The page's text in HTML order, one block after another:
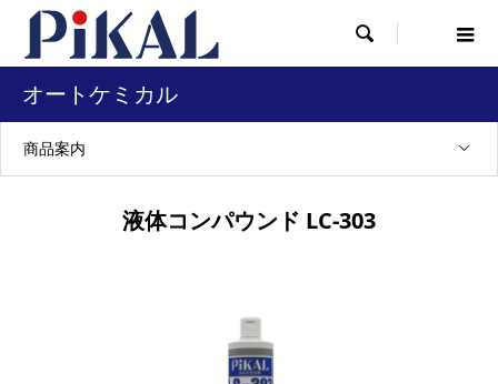

オートケミカル
商品案内
液体コンパウンド LC-303